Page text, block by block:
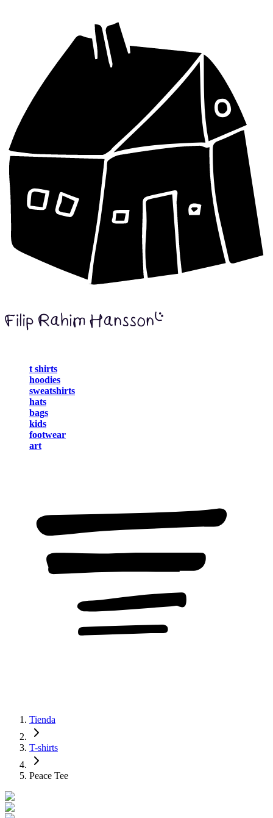
t shirts
hoodies
sweatshirts
hats
bags
kids
footwear
art
Tienda
T-shirts
Peace Tee